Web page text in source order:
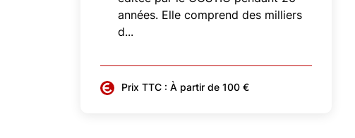
années. Elle comprend des milliers
d...
Prix TTC : À partir de 100 €